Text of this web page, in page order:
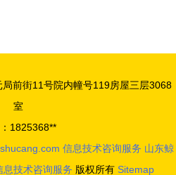
前街11号院内幢号119房屋三层3068
室
1825368**
信息技术咨询服务 山东鲸
息技术咨询服务 版权所有 Sitemap